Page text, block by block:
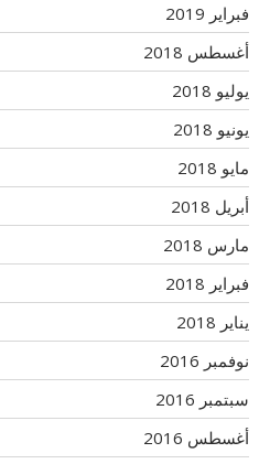
فبراير 2019
أغسطس 2018
يوليو 2018
يونيو 2018
مايو 2018
أبريل 2018
مارس 2018
فبراير 2018
يناير 2018
نوفمبر 2016
سبتمبر 2016
أغسطس 2016